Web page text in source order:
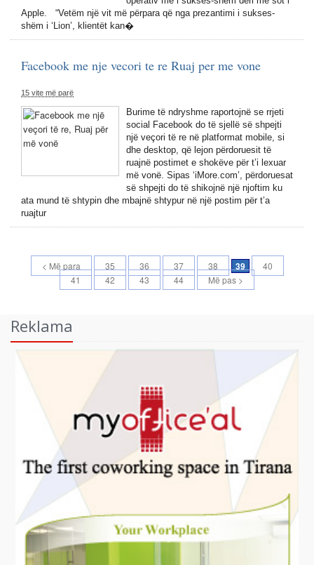
Apple. “Vetëm një vit më përpara që nga prezantimi i sukses-
shëm i ‘Lion’, klientët kan�
Facebook me nje vecori te re Ruaj per me vone
15 vite më parë
Burime të ndryshme raportojnë se rrjeti
social Facebook do të sjellë së shpejti
një veçori të re në platformat mobile, si
dhe desktop, që lejon përdoruesit të
ruajnë postimet e shokëve për t’i lexuar
më vonë. Sipas ‘iMore.com’, përdoruesat
së shpejti do të shikojnë një njoftim ku
ata mund të shtypin dhe mbajnë shtypur në një postim për t’a
ruajtur
< Më para 35 36 37 38 39
40
41
42 43 44 Më pas >
Reklama